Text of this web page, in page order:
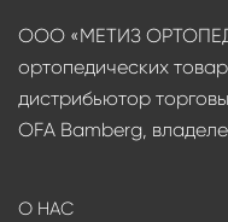
ООО «МЕТИЗ
ортопедических
дистрибьютор
OFA Bamberg,
О НАС